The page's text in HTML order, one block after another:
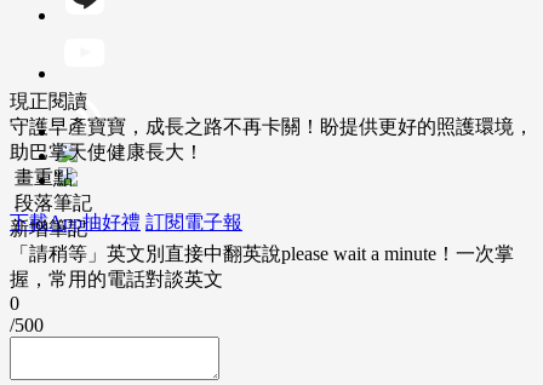
下載App抽好禮 訂閱電子報
現正閱讀
守護早產寶寶，成長之路不再卡關！盼提供更好的照護環境，
助巴掌天使健康長大！
畫重點
段落筆記
新增筆記
「請稍等」英文別直接中翻英說please wait a minute！一次掌
握，常用的電話對談英文
0
/500